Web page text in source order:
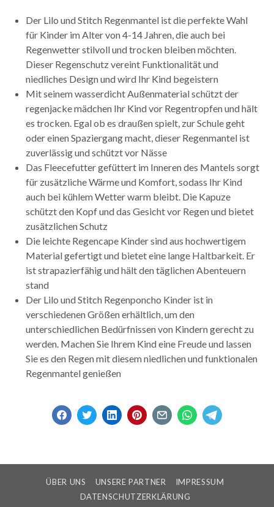
Der Lilo und Stitch Regenmantel ist die perfekte Wahl
für Kinder im Alter von 4-14 Jahren, die auch bei
Regenwetter stilvoll und trocken bleiben möchten.
Dieser Regenschutz vereint Funktionalität und
niedliches Design und wird Ihr Kind begeistern
Mit seinem wasserdicht Außenmaterial schützt der
regenjacke mädchen Ihr Kind vor Regentropfen und hält
es trocken. Egal ob es draußen spielt, zur Schule geht
oder einen Spaziergang macht, dieser Regenmantel ist
zuverlässig und schützt vor Nässe
Das Fleecefutter gefüttert im Inneren des Mantels sorgt
für zusätzliche Wärme und Komfort, sodass Ihr Kind
auch bei kühlem Wetter warm bleibt. Die Kapuze
schützt den Kopf und das Gesicht vor Regen und bietet
zusätzlichen Schutz
Die leichte Regencape Kinder sind aus hochwertigem
Material gefertigt und bietet eine lange Haltbarkeit. Er
ist strapazierfähig und hält den täglichen Abenteuern
stand
Der Lilo und Stitch Regenponcho Kinder ist in
verschiedenen Größen erhältlich, um den
unterschiedlichen Bedürfnissen von Kindern gerecht zu
werden. Machen Sie Ihrem Kind eine Freude und lassen
Sie es den Regen mit diesem niedlichen und funktionalen
Regenmantel genießen
ÜBER UNS UNSERE PARTNER
IMPRESSUM
DATENSCHUTZERKLÄRUNG